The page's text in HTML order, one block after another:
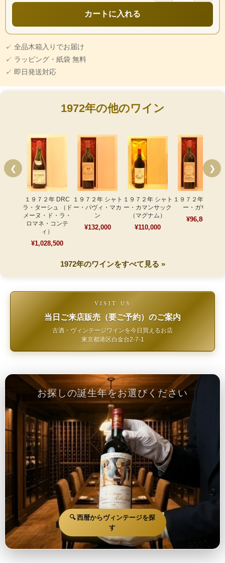
カートに入れる
✓ 全品木箱入りでお届け
✓ ラッピング・紙袋 無料
✓ 即日発送対応
1972年の他のワイン
❮
１９７２年 DRC
ラ・ターシュ （ド
メーヌ・ド・ラ・
ロマネ・コンテ
ィ）
¥1,028,500
１９７２年 シャト
ー・パヴィ・マカ
ン
¥132,000
１９７２年 シャト
ー・カマンサック
（マグナム）
¥110,000
１９７２年 シャト
ー・ガザン
¥96,800
❯
1972年のワインをすべて見る »
VISIT US
当日ご来店販売（要ご予約）のご案内
古酒・ヴィンテージワインを今日買えるお店
東京都港区白金台2-7-1
お探しの誕生年をお選びください
🔍 西暦からヴィンテージを探
す